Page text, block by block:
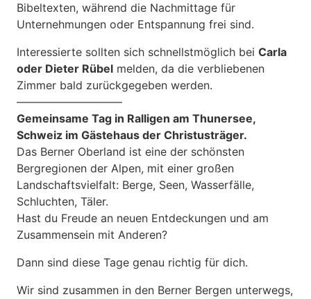
Bibeltexten, während die Nachmittage für
Unternehmungen oder Entspannung frei sind.
Interessierte sollten sich schnellstmöglich bei Carla
oder Dieter Rübel melden, da die verbliebenen
Zimmer bald zurückgegeben werden.
—————————–
Gemeinsame Tag in Ralligen am Thunersee,
Schweiz im Gästehaus der Christusträger.
Das Berner Oberland ist eine der schönsten
Bergregionen der Alpen, mit einer großen
Landschaftsvielfalt: Berge, Seen, Wasserfälle,
Schluchten, Täler.
Hast du Freude an neuen Entdeckungen und am
Zusammensein mit Anderen?
Dann sind diese Tage genau richtig für dich.
Wir sind zusammen in den Berner Bergen unterwegs,